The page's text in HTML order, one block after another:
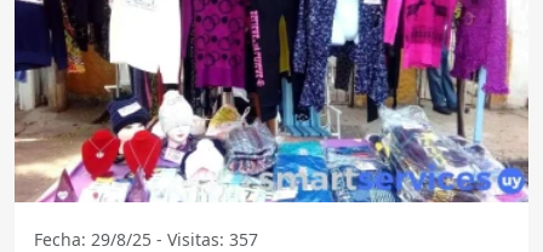
Fecha: 29/8/25 - Visitas: 357